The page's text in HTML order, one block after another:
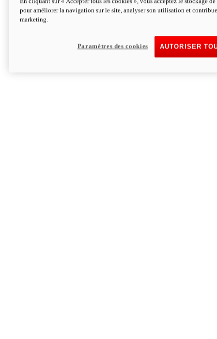
Hypermotard V2 SP 100
Découvrez-le
pour améliorer la navigation sur le site, analyser son utilisation et
marketing.
AUTORISER
Paramètres des cookies